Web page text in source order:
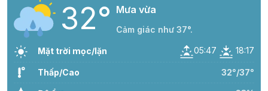
32° Mưa vừa
Cảm giác như 37°.
Mặt trời mọc/lặn 05:47 18:17
Thấp/Cao 32°/37°